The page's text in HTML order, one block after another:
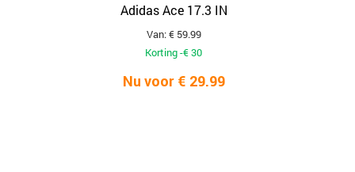
Adidas Ace 17.3 IN
Van: € 59.99
Korting -€ 30
Nu voor € 29.99